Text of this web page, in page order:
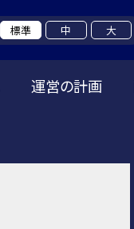
標準 中 大
運営の計画